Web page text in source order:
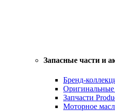
Запасные части и
Бренд-
Оригинальные
Запчасти
Моторное